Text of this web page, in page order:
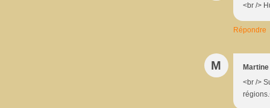
<br />
Répondre
M
Martine
<br />